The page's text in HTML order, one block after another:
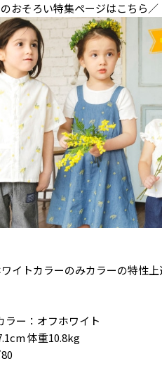
おそろい特集ページはこちら／
イトカラーのみカラーの特性
ラー：オフホワイト
体重10.8kg